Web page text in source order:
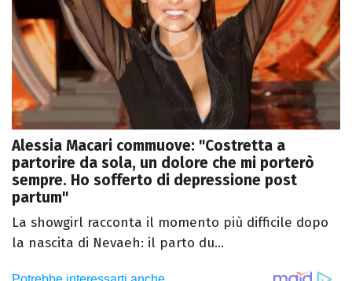
Alessia Macari commuove: "Costretta a
partorire da sola, un dolore che mi porterò
sempre. Ho sofferto di depressione post
partum"
La showgirl racconta il momento più difficile dopo
la nascita di Nevaeh: il parto du...